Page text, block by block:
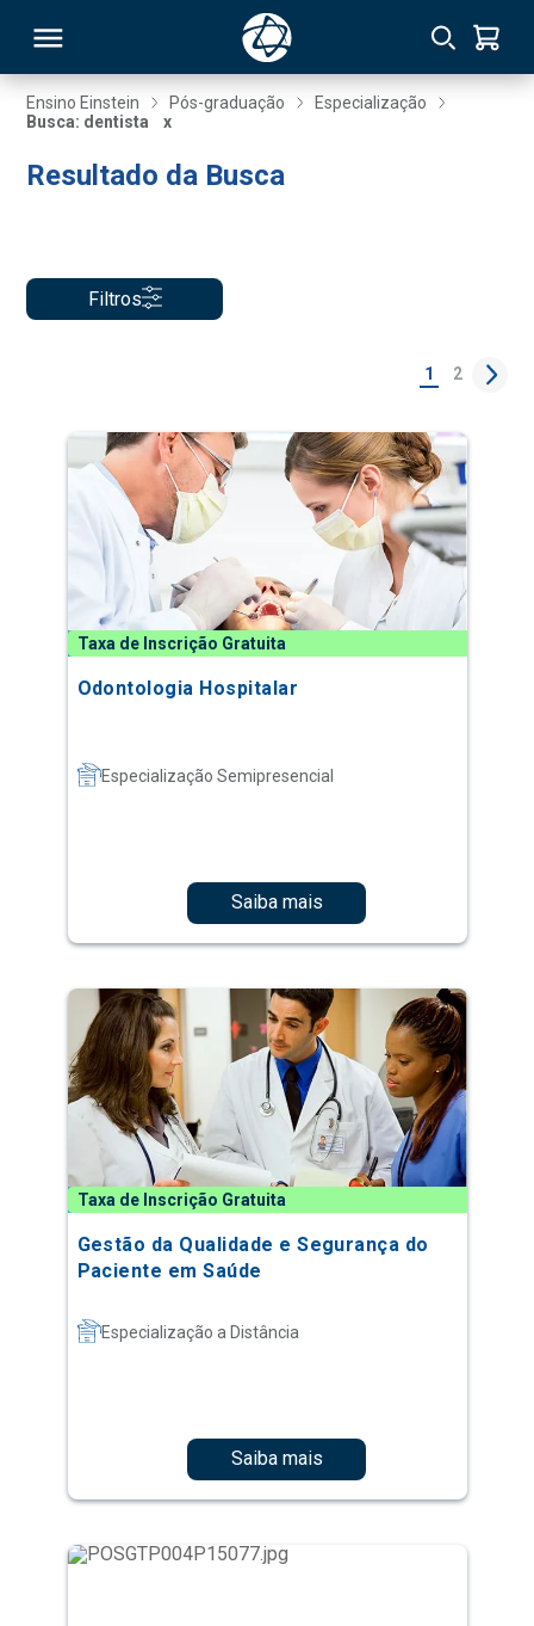
Ensino Einstein Pós-graduação
Especialização
Busca: dentista
x
Resultado da Busca
Filtros
1 2
Taxa de Inscrição Gratuita
Odontologia Hospitalar
Especialização Semipresencial
Saiba mais
Taxa de Inscrição Gratuita
Gestão da Qualidade e Segurança do
Paciente em Saúde
Especialização a Distância
Saiba mais